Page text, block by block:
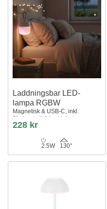
Laddningsbar LED-
lampa RGBW
Magnetisk & USB-C, inkl.
fjärrkontroll & karbinhake
228 kr
2.5W 130°